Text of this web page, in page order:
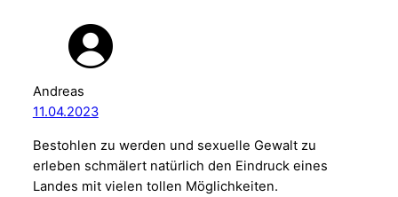
Andreas
11.04.2023
Bestohlen zu werden und sexuelle Gewalt zu
erleben schmälert natürlich den Eindruck eines
Landes mit vielen tollen Möglichkeiten.